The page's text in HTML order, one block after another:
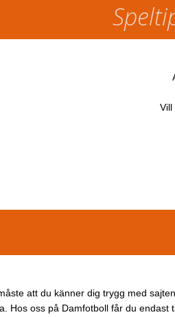
Vill
att du känner dig trygg med
Hos oss på Damfotboll får du